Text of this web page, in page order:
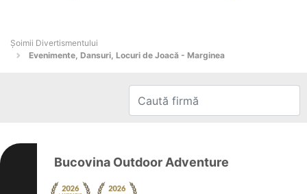
Şoimii Divertismentului
Evenimente, Dansuri, Locuri de Joacă - Marginea
Bucovina Outdoor Adventure